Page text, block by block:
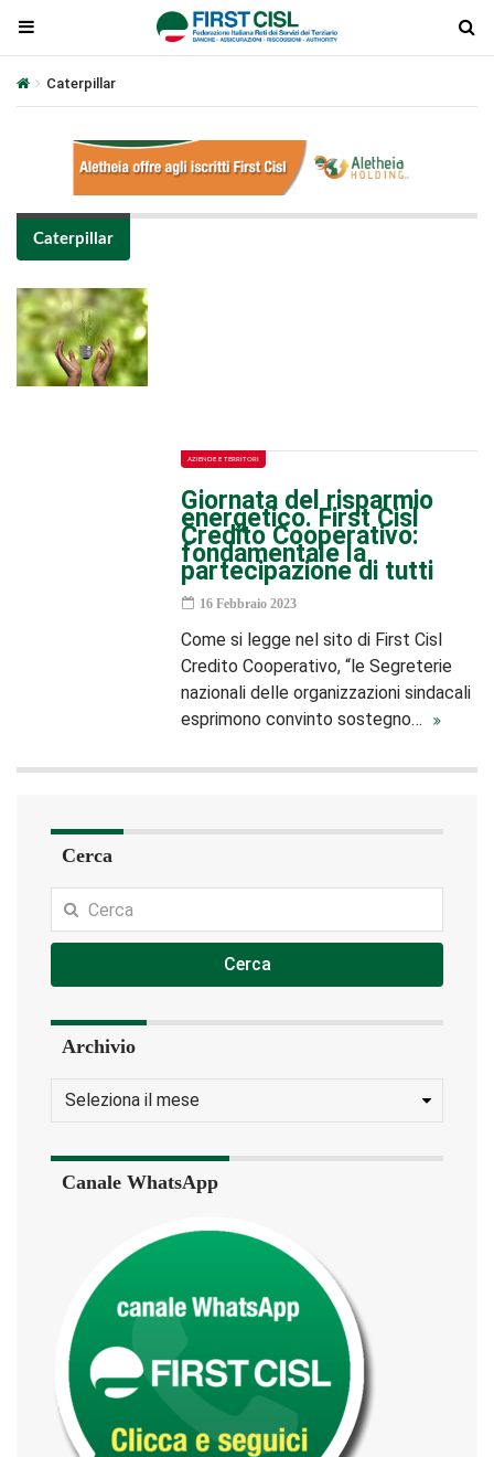
Caterpillar
Caterpillar
AZIENDE E TERRITORI
Giornata del risparmio
energetico. First Cisl
Credito Cooperativo:
fondamentale la
partecipazione di tutti
16 Febbraio 2023
Come si legge nel sito di First Cisl
Credito Cooperativo, “le Segreterie
nazionali delle organizzazioni sindacali
esprimono convinto sostegno…
Cerca
Cerca
Archivio
Canale WhatsApp